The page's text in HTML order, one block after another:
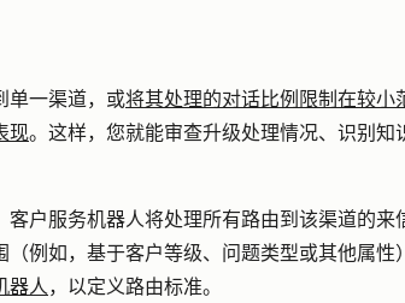
单一渠道，或将其处理的对话比例限制在较小
现。这样，您就能审查升级处理情况、识别知
客户服务机器人将处理所有路由到该渠道的来
例如，基于客户等级、问题类型或其他属性
器人 ，以定义路由标准。